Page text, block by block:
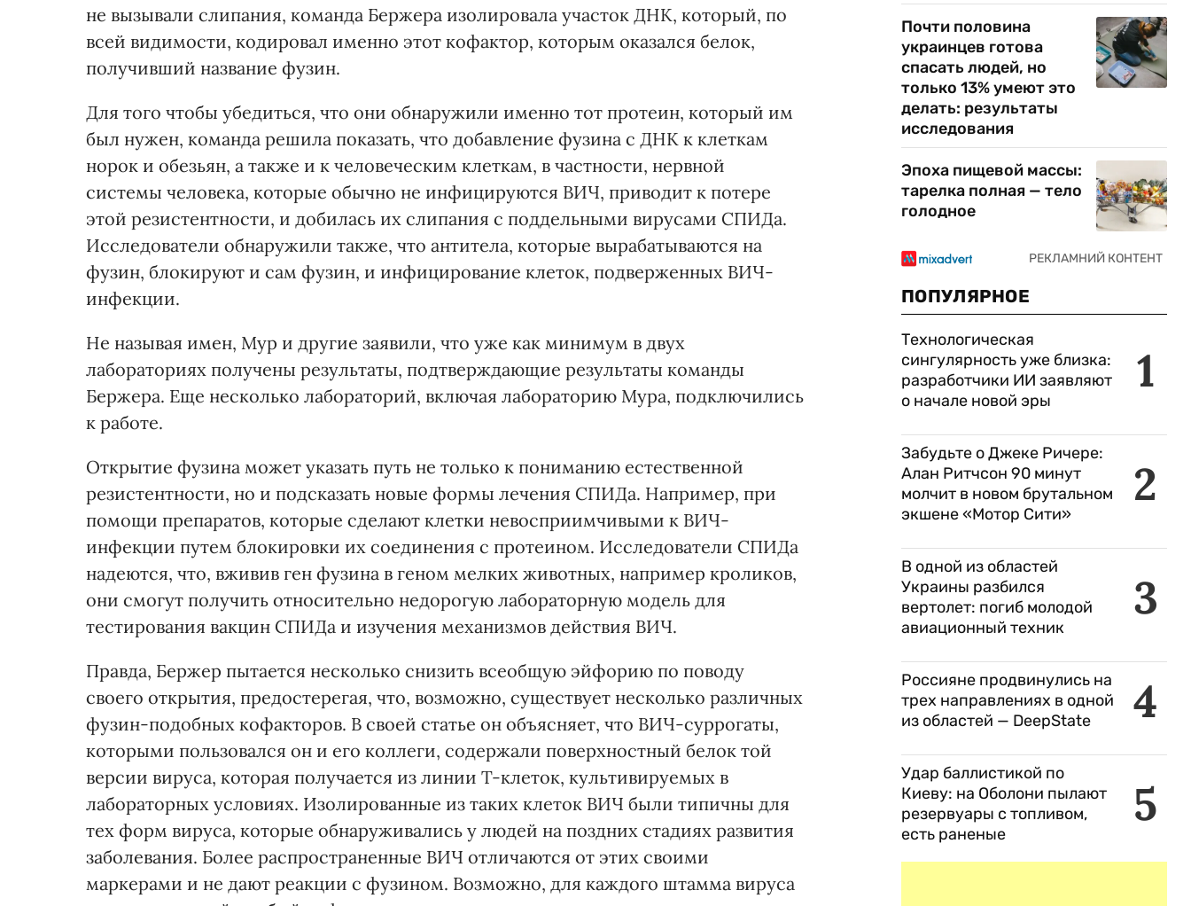
не вызывали слипания, команда Бержера изолировала участок ДНК, который, по
всей видимости, кодировал именно этот кофактор, которым оказался белок,
получивший название фузин.
Для того чтобы убедиться, что они обнаружили именно тот протеин, который им
был нужен, команда решила показать, что добавление фузина с ДНК к клеткам
норок и обезьян, а также и к человеческим клеткам, в частности, нервной
системы человека, которые обычно не инфицируются ВИЧ, приводит к потере
этой резистентности, и добилась их слипания с поддельными вирусами СПИДа.
Исследователи обнаружили также, что антитела, которые вырабатываются на
фузин, блокируют и сам фузин, и инфицирование клеток, подверженных ВИЧ-
инфекции.
Не называя имен, Мур и другие заявили, что уже как минимум в двух
лабораториях получены результаты, подтверждающие результаты команды
Бержера. Еще несколько лабораторий, включая лабораторию Мура, подключились
к работе.
Открытие фузина может указать путь не только к пониманию естественной
резистентности, но и подсказать новые формы лечения СПИДа. Например, при
помощи препаратов, которые сделают клетки невосприимчивыми к ВИЧ-
инфекции путем блокировки их соединения с протеином. Исследователи СПИДа
надеются, что, вживив ген фузина в геном мелких животных, например кроликов,
они смогут получить относительно недорогую лабораторную модель для
тестирования вакцин СПИДа и изучения механизмов действия ВИЧ.
Правда, Бержер пытается несколько снизить всеобщую эйфорию по поводу
своего открытия, предостерегая, что, возможно, существует несколько различных
фузин-подобных кофакторов. В своей статье он объясняет, что ВИЧ-суррогаты,
которыми пользовался он и его коллеги, содержали поверхностный белок той
версии вируса, которая получается из линии T-клеток, культивируемых в
лабораторных условиях. Изолированные из таких клеток ВИЧ были типичны для
тех форм вируса, которые обнаруживались у людей на поздних стадиях развития
заболевания. Более распространенные ВИЧ отличаются от этих своими
маркерами и не дают реакции с фузином. Возможно, для каждого штамма вируса
Почти половина
украинцев готова
спасать людей, но
только 13% умеют это
делать: результаты
исследования
Эпоха пищевой массы:
тарелка полная — тело
голодное
ПОПУЛЯРНОЕ
1
Технологическая
сингулярность уже близка:
разработчики ИИ заявляют
о начале новой эры
2
Забудьте о Джеке Ричере:
Алан Ритчсон 90 минут
молчит в новом брутальном
экшене «Мотор Сити»
3
В одной из областей
Украины разбился
вертолет: погиб молодой
авиационный техник
4
Россияне продвинулись на
трех направлениях в одной
из областей — DeepState
5
Удар баллистикой по
Киеву: на Оболони пылают
резервуары с топливом,
есть раненые